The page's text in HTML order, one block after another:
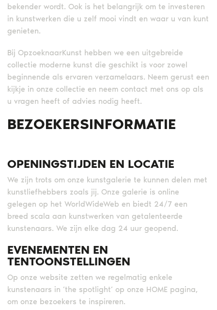
bekender wordt. Ook is het belangrijk om te investeren
in kunstwerken die u zelf mooi vindt en waar u van kunt
genieten.
Bij OpzoeknaarKunst hebben we een uitgebreide
collectie moderne kunst die geschikt is voor zowel
beginnende als ervaren verzamelaars. Neem gerust een
kijkje in onze collectie en neem contact met ons op als
u vragen heeft of advies nodig heeft.
BEZOEKERSINFORMATIE
OPENINGSTIJDEN EN LOCATIE
We zijn trots om onze kunstgalerie te kunnen delen met
kunstliefhebbers zoals jij. Onze galerie is online
gelegen op het WorldWideWeb en biedt 24/7 een
breed scala aan kunstwerken van getalenteerde
kunstenaars. We zijn elke dag 24 uur geopend.
EVENEMENTEN EN
TENTOONSTELLINGEN
Op onze website zetten we regelmatig enkele
kunstenaars in ’the spotlight’ op onze HOME pagina,
om onze bezoekers te inspireren.